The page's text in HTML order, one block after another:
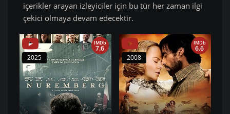
içerikler arayan izleyiciler için bu tür her zaman ilgi
çekici olmaya devam edecektir.
IMDb
7.6
2025
IMDb
6.6
2008